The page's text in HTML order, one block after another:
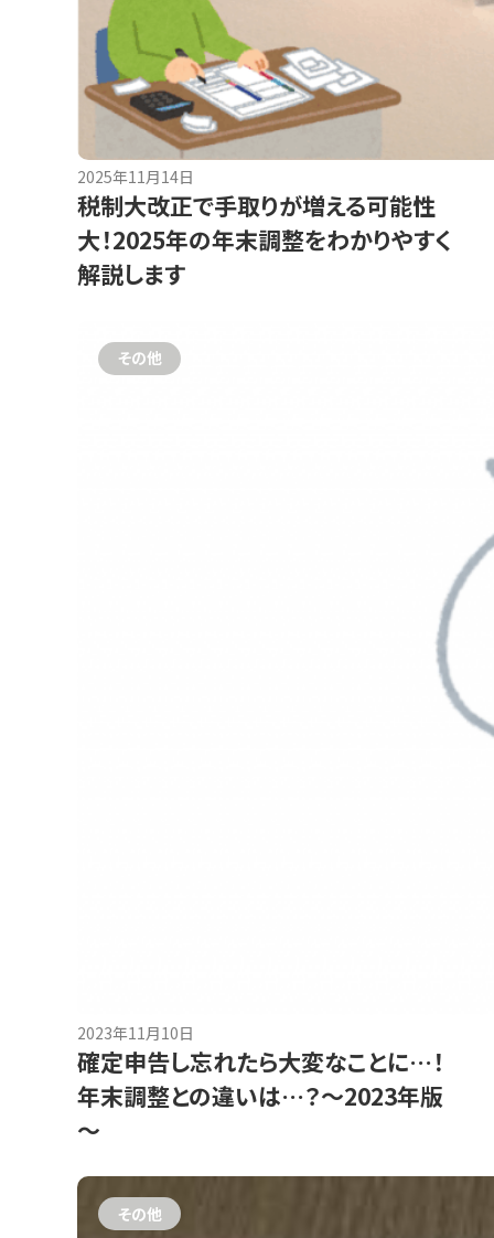
2025年11月14日
税制大改正で手取りが増える可能性
大！2025年の年末調整をわかりやすく
解説します
その他
2023年11月10日
確定申告し忘れたら大変なことに…！
年末調整との違いは…？～2023年版
～
その他